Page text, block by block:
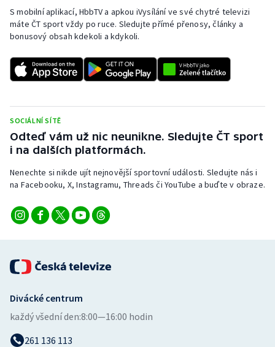
Short track
Sportovní střelba
Stolní tenis
Veslování
Vodní slalom
Volejbal
Ostatní
S mobilní aplikací, HbbTV a apkou iVysílání ve své chytré televizi
máte ČT sport vždy po ruce. Sledujte přímé přenosy, články a
bonusový obsah kdekoli a kdykoli.
SOCIÁLNÍ SÍTĚ
Odteď vám už nic neunikne. Sledujte ČT sport
i na dalších platformách.
Nenechte si nikde ujít nejnovější sportovní události. Sledujte nás i
na Facebooku, X, Instagramu, Threads či YouTube a buďte v obraze.
Divácké centrum
každý všední den:8:00—16:00 hodin
261 136 113